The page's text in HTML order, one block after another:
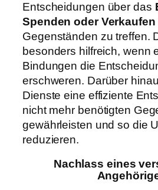
Entscheidungen über das
Spenden oder Verkaufen
Gegenständen zu treffen.
besonders hilfreich, wenn
Bindungen die
erschweren. Darüber
Dienste eine effiziente
nicht mehr benötigten
gewährleisten und so die
reduzieren.
Nachlass eines